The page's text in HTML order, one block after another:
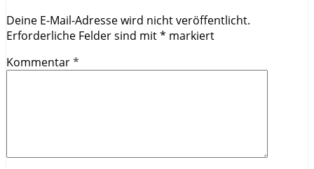
Deine E-Mail-Adresse wird nicht veröffentlicht.
Erforderliche Felder sind mit* markiert
Kommentar*